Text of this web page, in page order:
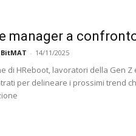
manager a
- 14/11/2025
di HReboot, lavoratori della Gen
per delineare i prossimi trend